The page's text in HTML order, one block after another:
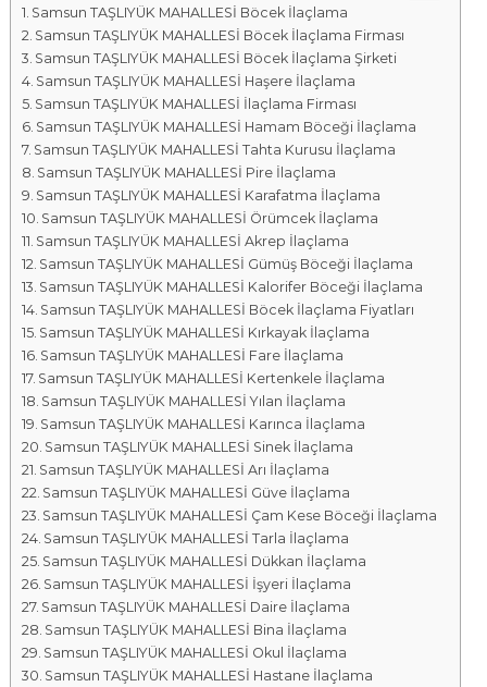
a
l
a
r
ı
Samsun TAŞLIYÜK MAHALLESİ Böcek İlaçlama
Samsun TAŞLIYÜK MAHALLESİ Böcek İlaçlama Firması
Samsun TAŞLIYÜK MAHALLESİ Böcek İlaçlama Şirketi
Samsun TAŞLIYÜK MAHALLESİ Haşere İlaçlama
Samsun TAŞLIYÜK MAHALLESİ İlaçlama Firması
Samsun TAŞLIYÜK MAHALLESİ Hamam Böceği İlaçlama
Samsun TAŞLIYÜK MAHALLESİ Tahta Kurusu İlaçlama
Samsun TAŞLIYÜK MAHALLESİ Pire İlaçlama
Samsun TAŞLIYÜK MAHALLESİ Karafatma İlaçlama
Samsun TAŞLIYÜK MAHALLESİ Örümcek İlaçlama
Samsun TAŞLIYÜK MAHALLESİ Akrep İlaçlama
Samsun TAŞLIYÜK MAHALLESİ Gümüş Böceği İlaçlama
Samsun TAŞLIYÜK MAHALLESİ Kalorifer Böceği İlaçlama
Samsun TAŞLIYÜK MAHALLESİ Böcek İlaçlama Fiyatları
Samsun TAŞLIYÜK MAHALLESİ Kırkayak İlaçlama
Samsun TAŞLIYÜK MAHALLESİ Fare İlaçlama
Samsun TAŞLIYÜK MAHALLESİ Kertenkele İlaçlama
Samsun TAŞLIYÜK MAHALLESİ Yılan İlaçlama
Samsun TAŞLIYÜK MAHALLESİ Karınca İlaçlama
Samsun TAŞLIYÜK MAHALLESİ Sinek İlaçlama
Samsun TAŞLIYÜK MAHALLESİ Arı İlaçlama
Samsun TAŞLIYÜK MAHALLESİ Güve İlaçlama
Samsun TAŞLIYÜK MAHALLESİ Çam Kese Böceği İlaçlama
Samsun TAŞLIYÜK MAHALLESİ Tarla İlaçlama
Samsun TAŞLIYÜK MAHALLESİ Dükkan İlaçlama
Samsun TAŞLIYÜK MAHALLESİ İşyeri İlaçlama
Samsun TAŞLIYÜK MAHALLESİ Daire İlaçlama
Samsun TAŞLIYÜK MAHALLESİ Bina İlaçlama
Samsun TAŞLIYÜK MAHALLESİ Okul İlaçlama
Samsun TAŞLIYÜK MAHALLESİ Hastane İlaçlama